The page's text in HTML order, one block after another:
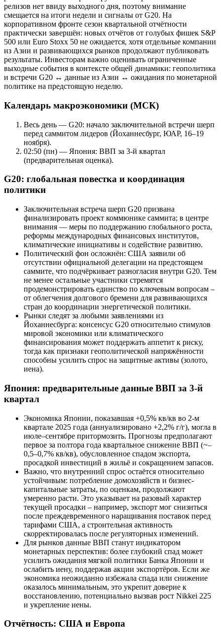
релизов нет ввиду выходного дня, поэтому внимание
смещается на итоги недели и сигналы от G20. На
корпоративном фронте сезон квартальной отчётности
практически завершён: новых отчётов от голубых фишек S&P
500 или Euro Stoxx 50 не ожидается, хотя отдельные компании
из Азии и развивающихся рынков продолжают публиковать
результаты. Инвесторам важно оценивать ограниченные
выходные события в контексте общей динамики: геополитика
и встречи G20 ↔ данные из Азии ↔ ожидания по монетарной
политике на предстоящую неделю.
Календарь макроэкономики (МСК)
Весь день — G20: начало заключительной встречи шерп
перед саммитом лидеров (Йоханнесбург, ЮАР, 16–19
ноября).
02:50 (пн) — Япония: ВВП за 3-й квартал
(предварительная оценка).
G20: глобальная повестка и координация
политики
Заключительная встреча шерп G20 призвана
финализировать проект коммюнике саммита; в центре
внимания — меры по поддержанию глобального роста,
реформы международных финансовых институтов,
климатические инициативы и содействие развитию.
Политический фон осложнён: США заявили об
отсутствии официальной делегации на предстоящем
саммите, что подчёркивает разногласия внутри G20. Тем
не менее остальные участники стремятся
продемонстрировать единство по ключевым вопросам –
от облегчения долгового бремени для развивающихся
стран до координации энергетической политики.
Рынки следят за любыми заявлениями из
Йоханнесбурга: консенсус G20 относительно стимулов
мировой экономики или климатического
финансирования может поддержать аппетит к риску,
тогда как признаки геополитической напряжённости
способны усилить спрос на защитные активы (золото,
иена).
Япония: предварительные данные ВВП за 3-й
квартал
Экономика Японии, показавшая +0,5% кв/кв во 2-м
квартале 2025 года (аннуализировано +2,2% г/г), могла в
июле–сентябре притормозить. Прогнозы предполагают
первое за полтора года квартальное снижение ВВП (~–
0,5–0,7% кв/кв), обусловленное спадом экспорта,
просадкой инвестиций в жильё и сокращением запасов.
Важно, что внутренний спрос остаётся относительно
устойчивым: потребление домохозяйств и бизнес-
капитальные затраты, по оценкам, продолжают
умеренно расти. Это указывает на разовый характер
текущей просадки – например, экспорт мог снизиться
после преждевременного наращивания поставок перед
тарифами США, а строительная активность
скорректировалась после регуляторных изменений.
Для рынков данные ВВП станут индикатором
монетарных перспектив: более глубокий спад может
усилить ожидания мягкой политики Банка Японии и
ослабить иену, поддержав акции экспортёров. Если же
экономика неожиданно избежала спада или снижение
оказалось минимальным, это укрепит доверие к
восстановлению, потенциально вызвав рост Nikkei 225
и укрепление иены.
Отчётность: США и Европа